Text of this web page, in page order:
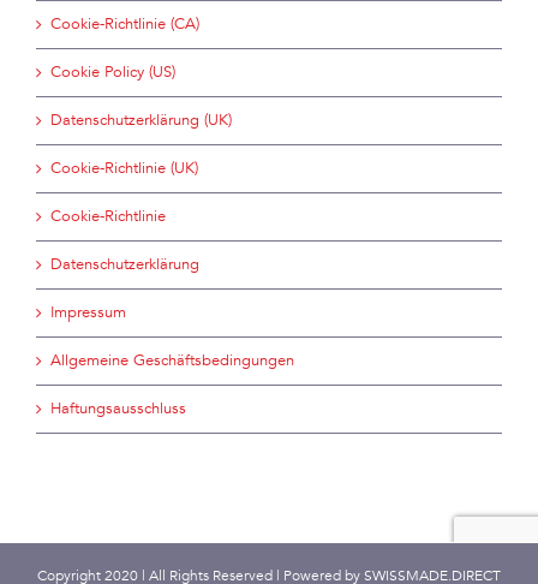
Cookie-Richtlinie (CA)
Cookie Policy (US)
Datenschutzerklärung (UK)
Cookie-Richtlinie (UK)
Cookie-Richtlinie
Datenschutzerklärung
Impressum
Allgemeine Geschäftsbedingungen
Haftungsausschluss
Copyright 2020 | All Rights Reserved | Powered by SWISSMADE.DIRECT